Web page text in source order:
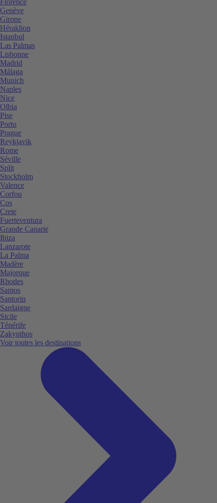
Genève
Girone
Héraklion
Istanbul
Las Palmas
Lisbonne
Madrid
Málaga
Munich
Naples
Nice
Olbia
Pise
Porto
Prague
Reykjavik
Rome
Séville
Split
Stockholm
Valence
Corfou
Cos
Crete
Fuerteventura
Grande Canarie
Ibiza
Lanzarote
La Palma
Madère
Majorque
Rhodes
Samos
Santorin
Sardaigne
Sicile
Ténérife
Zakynthos
Voir toutes les destinations